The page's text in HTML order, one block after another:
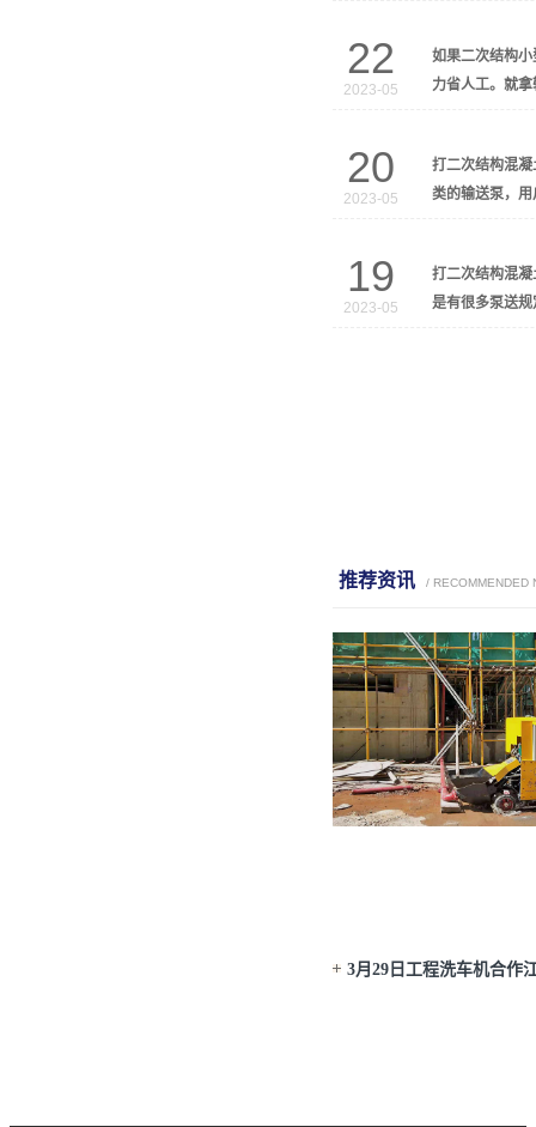
22
2023-05
如果二次结构
力省人工。就
20
2023-05
打二次结构混
类的输送泵，
19
2023-05
打二次结构混
是有很多泵送
推荐资讯 / RECOMMENDED
3月29日工程洗车机合作